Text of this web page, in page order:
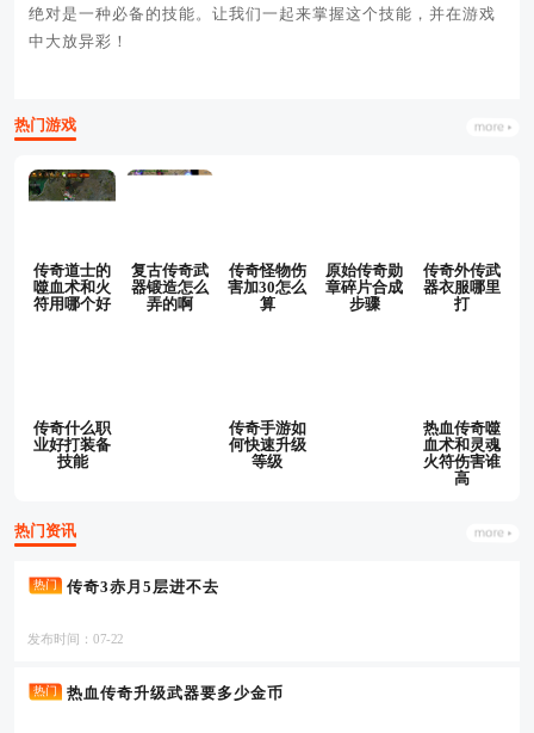
绝对是一种必备的技能。让我们一起来掌握这个技能，并在游戏
中大放异彩！
热门游戏
传奇道士的
噬血术和火
符用哪个好
复古传奇武
器锻造怎么
弄的啊
传奇怪物伤
害加30怎么
算
原始传奇勋
章碎片合成
步骤
传奇外传武
器衣服哪里
打
传奇什么职
业好打装备
技能
传奇手游如
何快速升级
等级
热血传奇噬
血术和灵魂
火符伤害谁
高
热门资讯
热门 传奇3赤月5层进不去
发布时间：07-22
热门 热血传奇升级武器要多少金币